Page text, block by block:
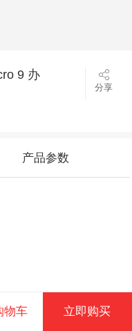
9 办
分享
产品参数
物车 立即购买